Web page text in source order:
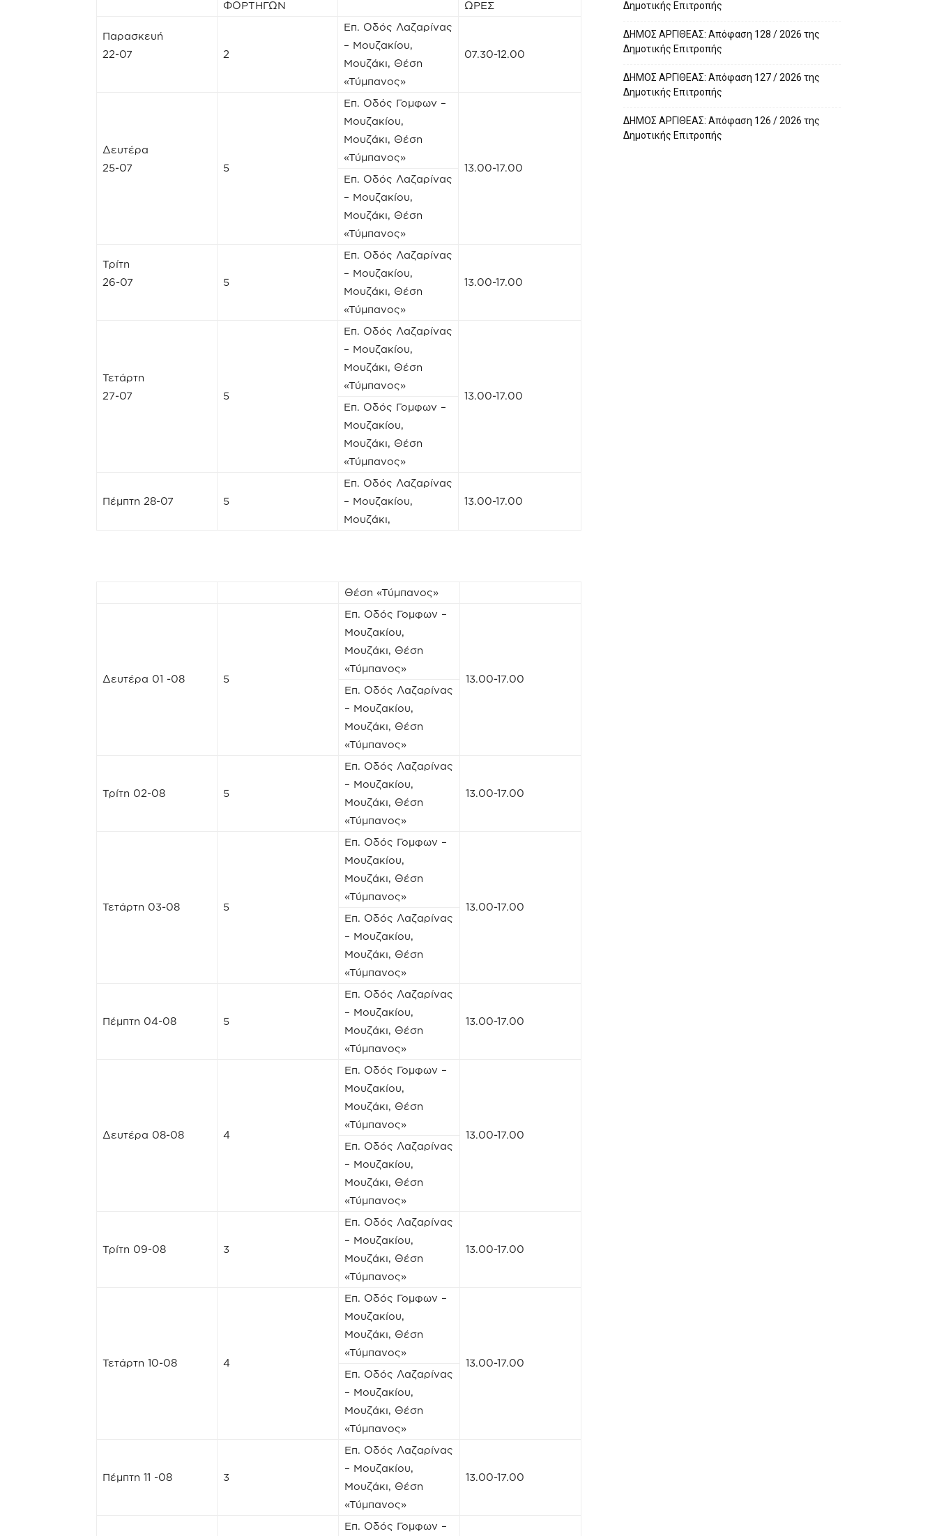
ΦΟΡΤΗΓΩΝ
ΩΡΕΣ
Παρασκευή
22-07
2
Επ. Οδός Λαζαρίνας
– Μουζακίου,
Μουζάκι, Θέση
«Τύμπανος»
07.30-12.00
Δευτέρα
25-07
5
Επ. Οδός Γομφων –
Μουζακίου,
Μουζάκι, Θέση
«Τύμπανος»
13.00-17.00
Επ. Οδός Λαζαρίνας
– Μουζακίου,
Μουζάκι, Θέση
«Τύμπανος»
Τρίτη
26-07
5
Επ. Οδός Λαζαρίνας
– Μουζακίου,
Μουζάκι, Θέση
«Τύμπανος»
13.00-17.00
Τετάρτη
27-07
5
Επ. Οδός Λαζαρίνας
– Μουζακίου,
Μουζάκι, Θέση
«Τύμπανος»
13.00-17.00
Επ. Οδός Γομφων –
Μουζακίου,
Μουζάκι, Θέση
«Τύμπανος»
Πέμπτη 28-07 5
Επ. Οδός Λαζαρίνας
– Μουζακίου,
Μουζάκι,
13.00-17.00
Θέση «Τύμπανος»
Δευτέρα 01 -08 5
Επ. Οδός Γομφων –
Μουζακίου,
Μουζάκι, Θέση
«Τύμπανος»
13.00-17.00
Επ. Οδός Λαζαρίνας
– Μουζακίου,
Μουζάκι, Θέση
«Τύμπανος»
Τρίτη 02-08 5
Επ. Οδός Λαζαρίνας
– Μουζακίου,
Μουζάκι, Θέση
«Τύμπανος»
13.00-17.00
Τετάρτη 03-08 5
Επ. Οδός Γομφων –
Μουζακίου,
Μουζάκι, Θέση
«Τύμπανος»
13.00-17.00
Επ. Οδός Λαζαρίνας
– Μουζακίου,
Μουζάκι, Θέση
«Τύμπανος»
Πέμπτη 04-08 5
Επ. Οδός Λαζαρίνας
– Μουζακίου,
Μουζάκι, Θέση
«Τύμπανος»
13.00-17.00
Δευτέρα 08-08 4
Επ. Οδός Γομφων –
Μουζακίου,
Μουζάκι, Θέση
«Τύμπανος»
13.00-17.00
Επ. Οδός Λαζαρίνας
– Μουζακίου,
Μουζάκι, Θέση
«Τύμπανος»
Τρίτη 09-08 3
Επ. Οδός Λαζαρίνας
– Μουζακίου,
Μουζάκι, Θέση
«Τύμπανος»
13.00-17.00
Τετάρτη 10-08 4
Επ. Οδός Γομφων –
Μουζακίου,
Μουζάκι, Θέση
«Τύμπανος»
13.00-17.00
Επ. Οδός Λαζαρίνας
– Μουζακίου,
Μουζάκι, Θέση
«Τύμπανος»
Πέμπτη 11 -08 3
Επ. Οδός Λαζαρίνας
– Μουζακίου,
Μουζάκι, Θέση
«Τύμπανος»
13.00-17.00
Επ. Οδός Γομφων –
Δημοτικής Επιτροπής
ΔΗΜΟΣ ΑΡΓΙΘΕΑΣ: Απόφαση 128 / 2026 της
Δημοτικής Επιτροπής
ΔΗΜΟΣ ΑΡΓΙΘΕΑΣ: Απόφαση 127 / 2026 της
Δημοτικής Επιτροπής
ΔΗΜΟΣ ΑΡΓΙΘΕΑΣ: Απόφαση 126 / 2026 της
Δημοτικής Επιτροπής